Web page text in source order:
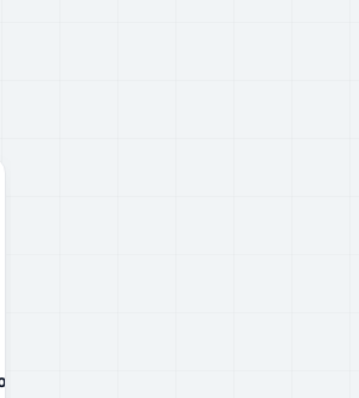
Yıllardaki Finansal tablosu